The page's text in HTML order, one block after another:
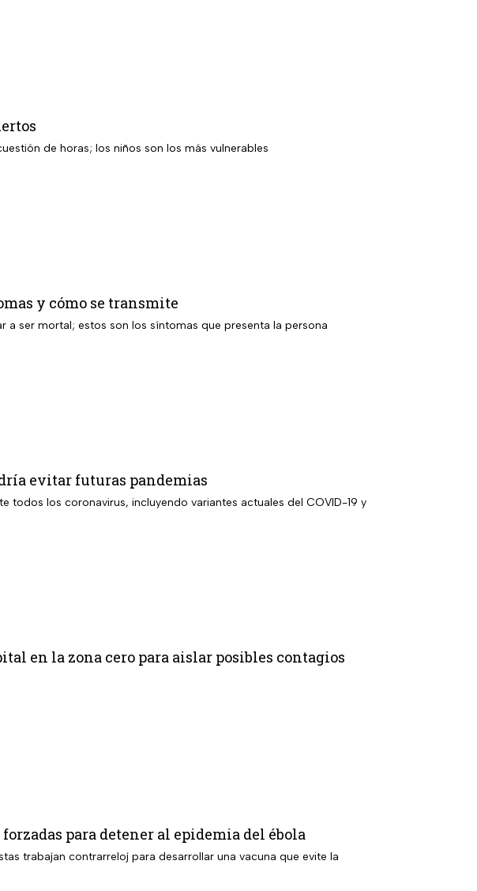
de horas; los niños son los más vulnerables
y cómo se transmite
evitar futuras pandemias
todos los coronavirus, incluyendo variantes actuales del COVID-19 y
en la zona cero para aislar posibles contagios
para detener al epidemia del ébola
trabajan contrarreloj para desarrollar una vacuna que evite la